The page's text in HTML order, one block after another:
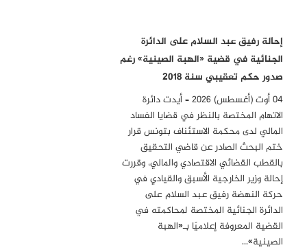
إحالة رفيق عبد السلام على الدائرة
الجنائية في قضية «الهبة الصينية» رغم
صدور حكم تعقيبي سنة 2018
04 أوت (أغسطس) 2026 – أيدت دائرة
الاتهام المختصة بالنظر في قضايا الفساد
المالي لدى محكمة الاستئناف بتونس قرار
ختم البحث الصادر عن قاضي التحقيق
بالقطب القضائي الاقتصادي والمالي، وقررت
إحالة وزير الخارجية الأسبق والقيادي في
حركة النهضة رفيق عبد السلام على
الدائرة الجنائية المختصة لمحاكمته في
القضية المعروفة إعلاميًا بـ«الهبة
الصينية»…